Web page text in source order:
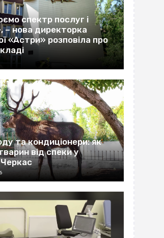
спектр послуг і
– нова директорка
«Астри» розповіла про
та кондиціонери: як
від спеки у